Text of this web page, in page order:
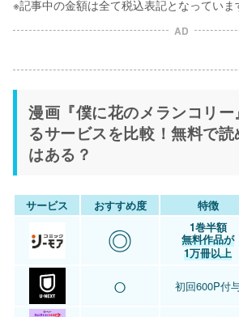
※記事中の金額は全て税込表記となっていま
AD
漫画『僕に花のメランコリ
るサービスを比較！無料で
はある？
サービス おすすめ度 特徴
◎ 1巻半額
無料作品が
1万冊以上
○ 初回600P付